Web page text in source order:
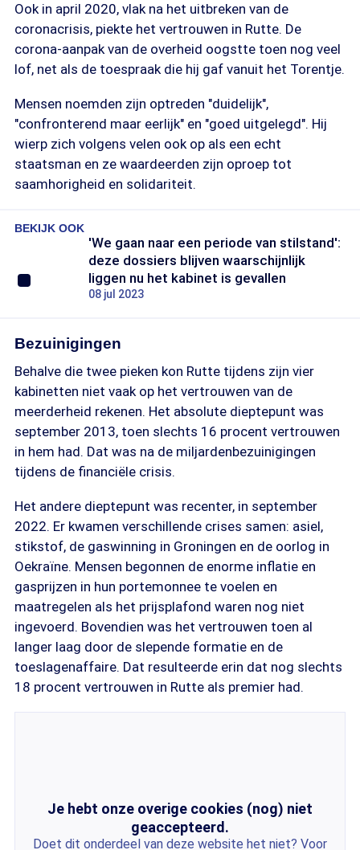
Ook in april 2020, vlak na het uitbreken van de
coronacrisis, piekte het vertrouwen in Rutte. De
corona-aanpak van de overheid oogstte toen nog veel
lof, net als de toespraak die hij gaf vanuit het Torentje.
Mensen noemden zijn optreden "duidelijk",
"confronterend maar eerlijk" en "goed uitgelegd". Hij
wierp zich volgens velen ook op als een echt
staatsman en ze waardeerden zijn oproep tot
saamhorigheid en solidariteit.
BEKIJK OOK
'We gaan naar een periode van stilstand':
deze dossiers blijven waarschijnlijk
liggen nu het kabinet is gevallen
08 jul 2023
Bezuinigingen
Behalve die twee pieken kon Rutte tijdens zijn vier
kabinetten niet vaak op het vertrouwen van de
meerderheid rekenen. Het absolute dieptepunt was
september 2013, toen slechts 16 procent vertrouwen
in hem had. Dat was na de miljardenbezuinigingen
tijdens de financiële crisis.
Het andere dieptepunt was recenter, in september
2022. Er kwamen verschillende crises samen: asiel,
stikstof, de gaswinning in Groningen en de oorlog in
Oekraïne. Mensen begonnen de enorme inflatie en
gasprijzen in hun portemonnee te voelen en
maatregelen als het prijsplafond waren nog niet
ingevoerd. Bovendien was het vertrouwen toen al
langer laag door de slepende formatie en de
toeslagenaffaire. Dat resulteerde erin dat nog slechts
18 procent vertrouwen in Rutte als premier had.
Je hebt onze overige cookies (nog) niet
geaccepteerd.
Doet dit onderdeel van deze website het niet? Voor